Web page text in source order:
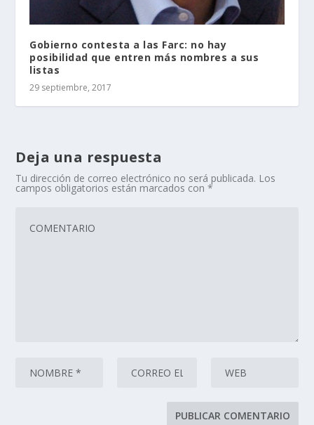
Gobierno contesta a las Farc: no hay
posibilidad que entren más nombres a sus
listas
29 septiembre, 2017
Deja una respuesta
Tu dirección de correo electrónico no será publicada. Los
campos obligatorios están marcados con*